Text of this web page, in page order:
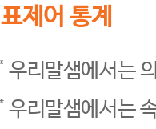
표제어 통계
우리말샘에서는
우리말샘에서는